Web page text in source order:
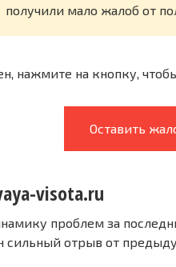
получили мало жалоб от
нажмите на кнопку,
Оставить
visota.ru
проблем за
сильный отрыв от